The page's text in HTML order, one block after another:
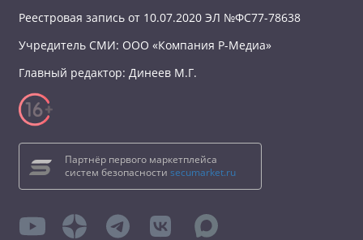
Реестровая запись от 10.07.2020 ЭЛ №ФС77-78638
Учредитель СМИ: ООО «Компания Р-Медиа»
Главный редактор: Динеев М.Г.
Партнёр первого маркетплейса
систем безопасности secumarket.ru